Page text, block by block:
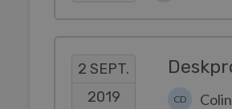
2 SEPT.
2019
CD